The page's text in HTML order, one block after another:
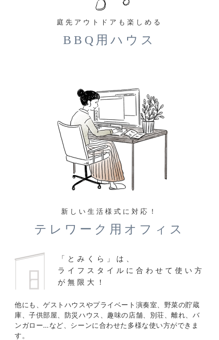
庭先アウトドアも楽しめる
BBQ用ハウス
新しい生活様式に対応！
テレワーク用オフィス
「とみくら」は、
ライフスタイルに合わせて使い方
が無限大！
他にも、ゲストハウスやプライベート演奏室、野菜の貯蔵
庫、子供部屋、防災ハウス、趣味の店舗、別荘、離れ、バ
ンガロー…など、シーンに合わせた多様な使い方ができま
す。